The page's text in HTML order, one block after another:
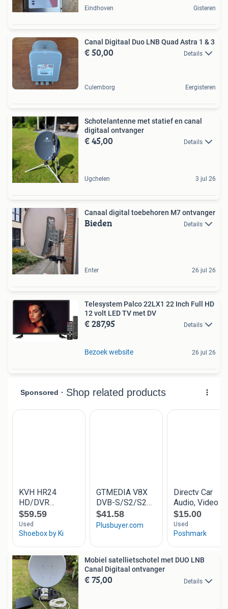
Eindhoven Gisteren
Canal Digitaal Duo LNB Quad Astra 1 & 3
€ 50,00 Details
Culemborg Eergisteren
Schotelantenne met statief en canal
digitaal ontvanger
€ 45,00 Details
Ugchelen 3 jul 26
Canaal digital toebehoren M7 ontvanger
Bieden Details
Enter 26 jul 26
Telesystem Palco 22LX1 22 Inch Full HD
12 volt LED TV met DV
€ 287,95 Details
Bezoek website 26 jul 26
Mobiel satellietschotel met DUO LNB
Canal Digitaal ontvanger
€ 75,00 Details